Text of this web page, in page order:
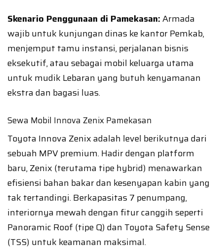
Skenario Penggunaan di Pamekasan:Armada
wajib untuk kunjungan dinas ke kantor Pemkab,
menjemput tamu instansi, perjalanan bisnis
eksekutif, atau sebagai mobil keluarga utama
untuk mudik Lebaran yang butuh kenyamanan
ekstra dan bagasi luas.
Sewa Mobil Innova Zenix Pamekasan
Toyota Innova Zenix adalah level berikutnya dari
sebuah MPV premium. Hadir dengan platform
baru, Zenix (terutama tipe hybrid) menawarkan
efisiensi bahan bakar dan kesenyapan kabin yang
tak tertandingi. Berkapasitas 7 penumpang,
interiornya mewah dengan fitur canggih seperti
Panoramic Roof (tipe Q) dan Toyota Safety Sense
(TSS) untuk keamanan maksimal.